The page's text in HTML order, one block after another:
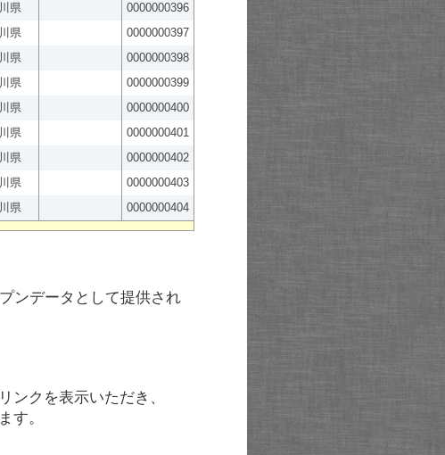
県
0000000396
県
0000000397
県
0000000398
県
0000000399
県
0000000400
県
0000000401
県
0000000402
県
0000000403
県 0000000404
ンデータとして提供され
ンクを表示いただき、
す。